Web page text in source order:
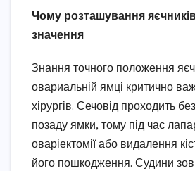
Чому розташування
значення
Знання точного положення
овариальній ямці критично
хірургів. Сечовід проходить
позаду ямки, тому під час
оваріектомії або видалення
його пошкодження. Судини